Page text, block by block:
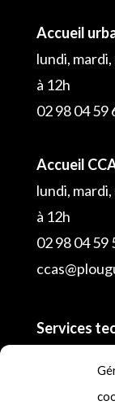
Accueil
lundi,
à 12h
02 98 04 59
Accueil
lundi,
à 12h
02 98 04 59
Services